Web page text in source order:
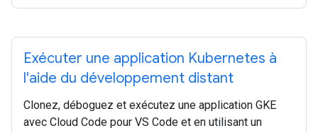
Exécuter une application Kubernetes à
l'aide du développement distant
Clonez, déboguez et exécutez une application GKE
avec Cloud Code pour VS Code et en utilisant un